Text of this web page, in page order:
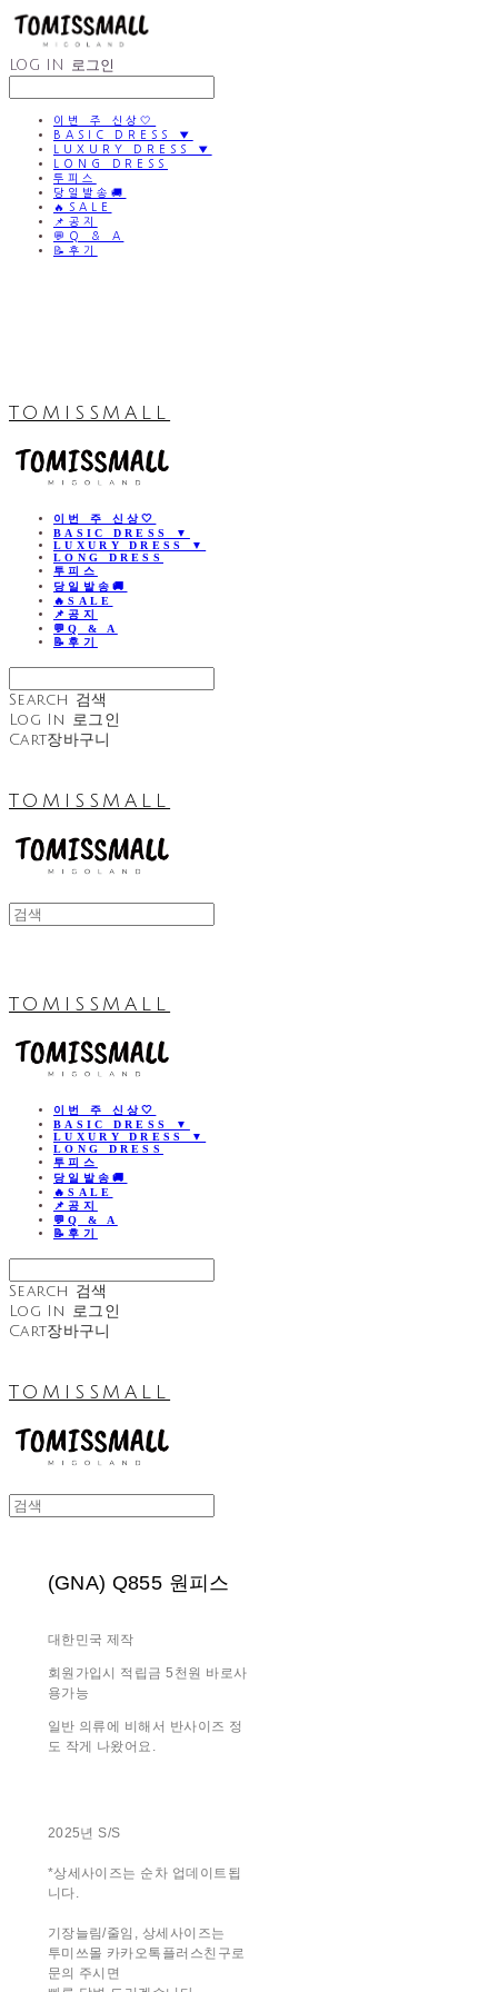
LOG IN 로그인
이번 주 신상🤍
BASIC DRESS ▼
LUXURY DRESS ▼
LONG DRESS
투피스
당일발송🚚
🔥SALE
📌공지
💬Q & A
📝후기
TOMISSMALL
이번 주 신상🤍
BASIC DRESS ▼
LUXURY DRESS ▼
LONG DRESS
투피스
당일발송🚚
🔥SALE
📌공지
💬Q & A
📝후기
Search 검색
Log In 로그인
Cart장바구니
TOMISSMALL
TOMISSMALL
이번 주 신상🤍
BASIC DRESS ▼
LUXURY DRESS ▼
LONG DRESS
투피스
당일발송🚚
🔥SALE
📌공지
💬Q & A
📝후기
Search 검색
Log In 로그인
Cart장바구니
TOMISSMALL
(GNA) Q855 원피스
대한민국 제작
회원가입시 적립금 5천원 바로사
용가능
일반 의류에 비해서 반사이즈 정
도 작게 나왔어요.
2025년 S/S
*상세사이즈는 순차 업데이트됩
니다.
기장늘림/줄임, 상세사이즈는
투미쓰몰 카카오톡플러스친구로
문의 주시면